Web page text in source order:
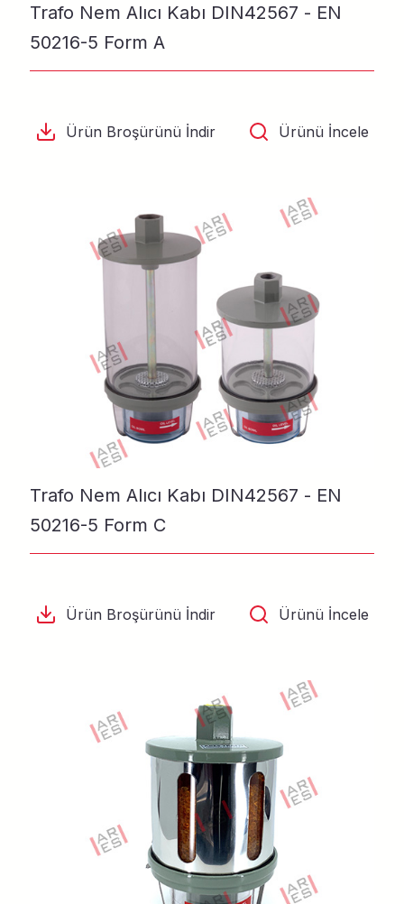
Trafo Nem Alıcı Kabı DIN42567 - EN
50216-5 Form A
Ürün Broşürünü İndir Ürünü İncele
Trafo Nem Alıcı Kabı DIN42567 - EN
50216-5 Form C
Ürün Broşürünü İndir Ürünü İncele